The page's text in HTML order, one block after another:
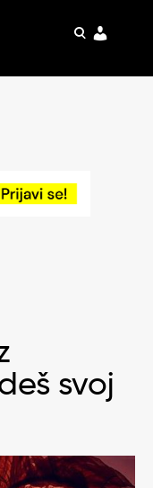
pretraga
svoj